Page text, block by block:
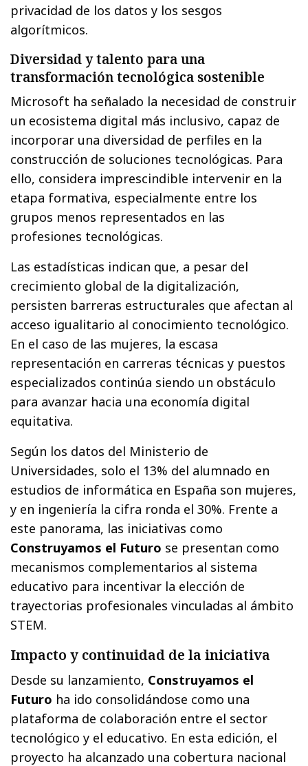
privacidad de los datos y los sesgos
algorítmicos.
Diversidad y talento para una
transformación tecnológica sostenible
Microsoft ha señalado la necesidad de construir
un ecosistema digital más inclusivo, capaz de
incorporar una diversidad de perfiles en la
construcción de soluciones tecnológicas. Para
ello, considera imprescindible intervenir en la
etapa formativa, especialmente entre los
grupos menos representados en las
profesiones tecnológicas.
Las estadísticas indican que, a pesar del
crecimiento global de la digitalización,
persisten barreras estructurales que afectan al
acceso igualitario al conocimiento tecnológico.
En el caso de las mujeres, la escasa
representación en carreras técnicas y puestos
especializados continúa siendo un obstáculo
para avanzar hacia una economía digital
equitativa.
Según los datos del Ministerio de
Universidades, solo el 13% del alumnado en
estudios de informática en España son mujeres,
y en ingeniería la cifra ronda el 30%. Frente a
este panorama, las iniciativas como
Construyamos el Futuro se presentan como
mecanismos complementarios al sistema
educativo para incentivar la elección de
trayectorias profesionales vinculadas al ámbito
STEM.
Impacto y continuidad de la iniciativa
Desde su lanzamiento, Construyamos el
Futuro ha ido consolidándose como una
plataforma de colaboración entre el sector
tecnológico y el educativo. En esta edición, el
proyecto ha alcanzado una cobertura nacional